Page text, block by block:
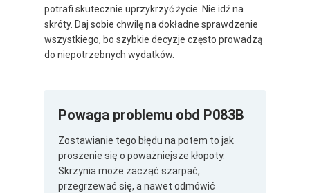
potrafi skutecznie uprzykrzyć życie. Nie idź na
skróty. Daj sobie chwilę na dokładne sprawdzenie
wszystkiego, bo szybkie decyzje często prowadzą
do niepotrzebnych wydatków.
Powaga problemu obd P083B
Zostawianie tego błędu na potem to jak
proszenie się o poważniejsze kłopoty.
Skrzynia może zacząć szarpać,
przegrzewać się, a nawet odmówić